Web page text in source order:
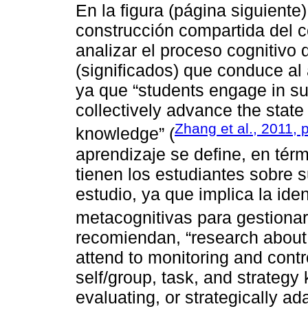
En la figura (página
construcción compartida del
analizar el proceso cognitivo
(significados) que conduce
ya que “students engage in
collectively advance the
knowledge” (Zhang et al., 2011,
aprendizaje se define, en
tienen los estudiantes sobre
estudio, ya que implica la
metacognitivas para
recomiendan, “research
attend to monitoring and
self/group, task, and
evaluating, or strategically